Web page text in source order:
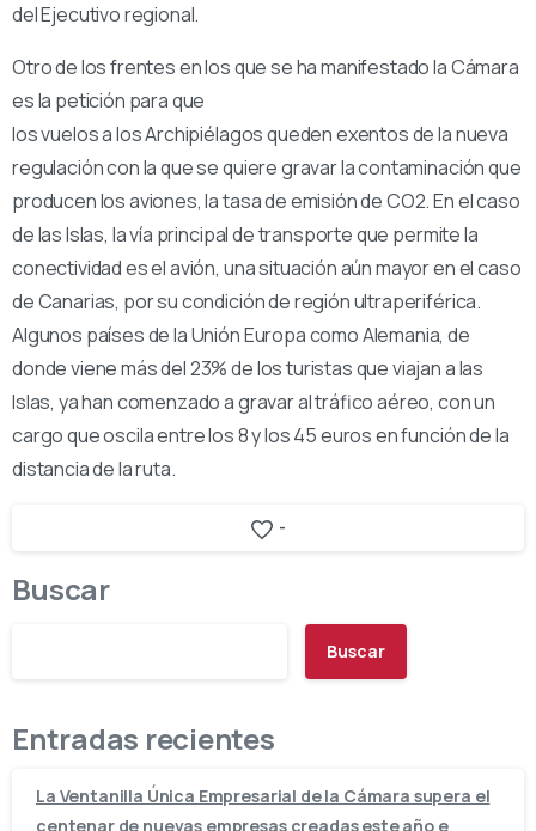
del Ejecutivo regional.
Otro de los frentes en los que se ha manifestado la Cámara
es la petición para que
los vuelos a los Archipiélagos queden exentos de la nueva
regulación con la que se quiere gravar la contaminación que
producen los aviones, la tasa de emisión de CO2. En el caso
de las Islas, la vía principal de transporte que permite la
conectividad es el avión, una situación aún mayor en el caso
de Canarias, por su condición de región ultraperiférica.
Algunos países de la Unión Europa como Alemania, de
donde viene más del 23% de los turistas que viajan a las
Islas, ya han comenzado a gravar al tráfico aéreo, con un
cargo que oscila entre los 8 y los 45 euros en función de la
distancia de la ruta.
-
Buscar
Buscar
Entradas recientes
La Ventanilla Única Empresarial de la Cámara supera el
centenar de nuevas empresas creadas este año e